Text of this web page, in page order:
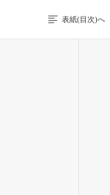
表紙(目次)へ